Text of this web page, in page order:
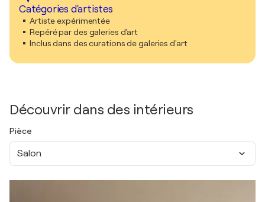
Catégories d'artistes
Artiste expérimentée
Repéré par des galeries d'art
Inclus dans des curations de galeries d'art
Découvrir dans des intérieurs
Pièce
Salon